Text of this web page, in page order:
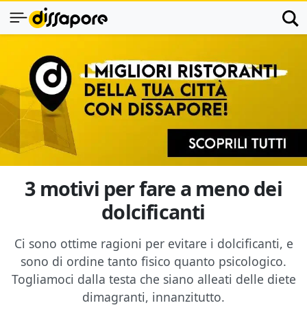
3 motivi per fare a meno dei
dolcificanti
Ci sono ottime ragioni per evitare i dolcificanti, e
sono di ordine tanto fisico quanto psicologico.
Togliamoci dalla testa che siano alleati delle diete
dimagranti, innanzitutto.